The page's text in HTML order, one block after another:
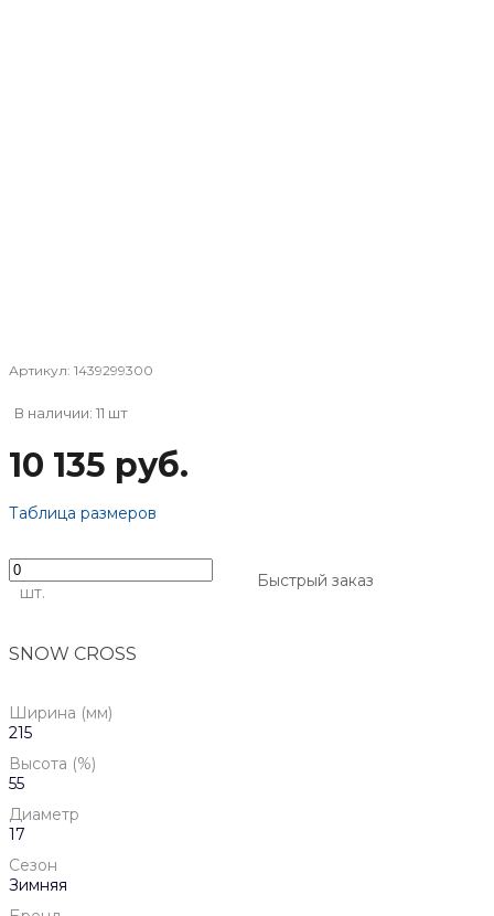
Артикул: 1439299300
В наличии: 11 шт
10 135 руб.
Таблица размеров
шт.
Быстрый заказ
SNOW CROSS
Ширина (мм)
215
Высота (%)
55
Диаметр
17
Сезон
Зимняя